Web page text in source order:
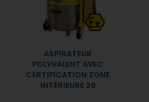
ASPIRATEUR
POLYVALENT AVEC
CERTIFICATION ZONE
INTÉRIEURE 20